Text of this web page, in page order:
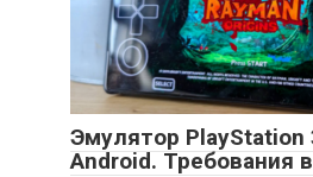
Эмулятор
Android. Требования